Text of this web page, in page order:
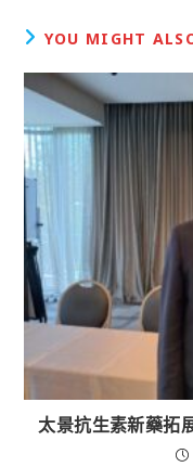
YOU MIGHT
太景抗生素新藥拓